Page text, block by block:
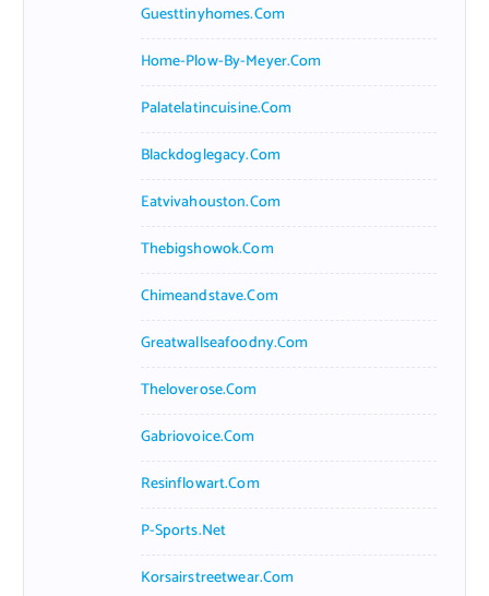
Guesttinyhomes.com
Home-Plow-By-Meyer.com
Palatelatincuisine.com
Blackdoglegacy.com
Eatvivahouston.com
Thebigshowok.com
Chimeandstave.com
Greatwallseafoodny.com
Theloverose.com
Gabriovoice.com
Resinflowart.com
P-Sports.net
Korsairstreetwear.com